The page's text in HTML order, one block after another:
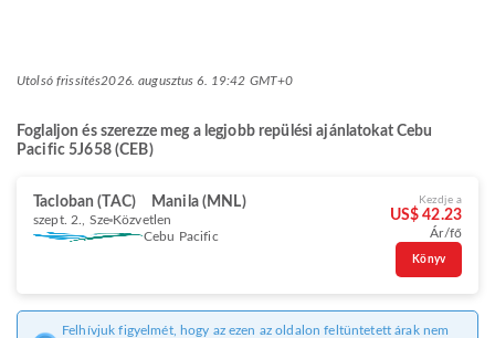
Utolsó frissítés2026. augusztus 6. 19:42 GMT+0
Foglaljon és szerezze meg a legjobb repülési ajánlatokat Cebu
Pacific 5J658 (CEB)
Tacloban (TAC) Manila (MNL)
szept. 2., Sze Közvetlen
Cebu Pacific
Kezdje a
US$ 42.23
Ár/fő
Könyv
Felhívjuk figyelmét, hogy az ezen az oldalon feltüntetett árak nem